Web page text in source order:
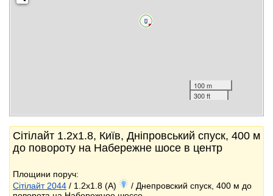
100 m
300 ft
Сітілайт 1.2x1.8, Київ, Дніпровський спуск, 400 м
до повороту на Набережне шосе в центр
Площини поруч:
Сітілайт 2044 / 1.2x1.8 (A)
/ Днепровский спуск, 400 м до